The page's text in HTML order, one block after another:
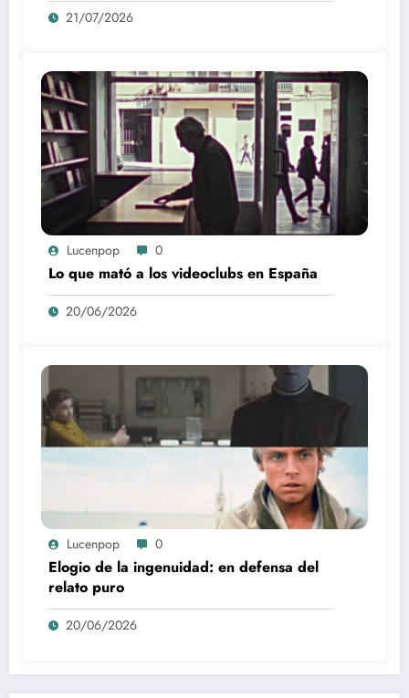
21/07/2026
Lucenpop 0
Lo que mató a los videoclubs en España
20/06/2026
Lucenpop 0
Elogio de la ingenuidad: en defensa del
relato puro
20/06/2026